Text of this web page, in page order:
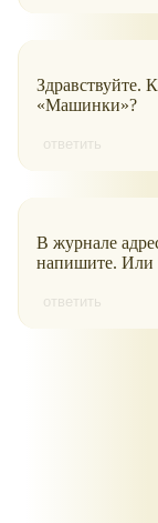
Здравствуйте.
«Машинки»?
ответить
В журнале
напишите. Или
ответить